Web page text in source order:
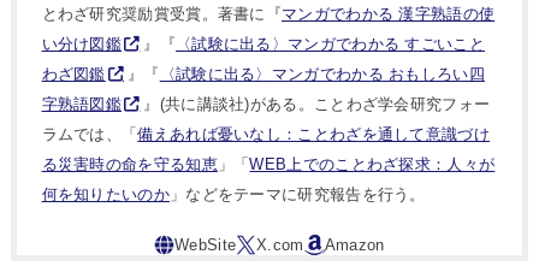
とわざ研究奨励賞受賞。著書に『マンガでわかる 漢字熟語の使
い分け図鑑
』『 〈試験に出る〉マンガでわかる すごいこと
わざ図鑑
』『
〈試験に出る〉マンガでわかる おもしろい四
字熟語図鑑
』(共に講談社)がある。ことわざ学会研究フォー
ラムでは、「備えあれば憂いなし：ことわざを通して意識づけ
る災害時の命を守る知恵」「WEB上でのことわざ探求：人々が
何を知りたいのか」などをテーマに研究報告を行う。